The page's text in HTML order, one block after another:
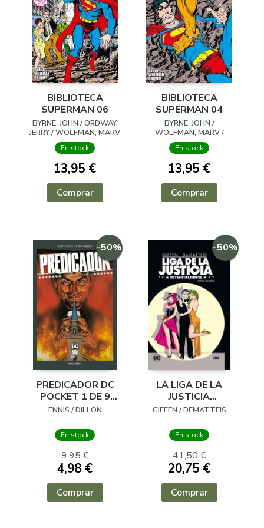
BIBLIOTECA
SUPERMAN 06
BYRNE, JOHN / ORDWAY,
JERRY / WOLFMAN, MARV
En stock
13,95 €
Comprar
BIBLIOTECA
SUPERMAN 04
BYRNE, JOHN /
WOLFMAN, MARV /
ORDWAY, JERRY
En stock
13,95 €
Comprar
-50%
PREDICADOR DC
POCKET 1 DE 9
RUMBO A TEXAS
ENNIS / DILLON
En stock
9,95 €
4,98 €
Comprar
-50%
LA LIGA DE LA
JUSTICIA
INTERNACIONAL 2
BIALYA
GIFFEN / DEMATTEIS
En stock
41,50 €
20,75 €
Comprar